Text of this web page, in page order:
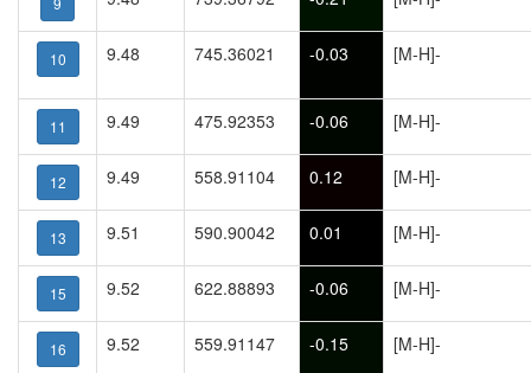
10 9.48 745.36021 -0.03 [M-H]-
11 9.49 475.92353 -0.06 [M-H]-
12 9.49 558.91104 0.12 [M-H]-
13 9.51 590.90042 0.01 [M-H]-
15 9.52 622.88893 -0.06 [M-H]-
16 9.52 559.91147 -0.15 [M-H]-